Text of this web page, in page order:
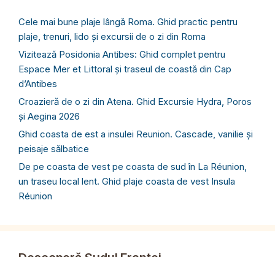
Cele mai bune plaje lângă Roma. Ghid practic pentru
plaje, trenuri, lido și excursii de o zi din Roma
Vizitează Posidonia Antibes: Ghid complet pentru
Espace Mer et Littoral și traseul de coastă din Cap
d’Antibes
Croazieră de o zi din Atena. Ghid Excursie Hydra, Poros
și Aegina 2026
Ghid coasta de est a insulei Reunion. Cascade, vanilie și
peisaje sălbatice
De pe coasta de vest pe coasta de sud în La Réunion,
un traseu local lent. Ghid plaje coasta de vest Insula
Réunion